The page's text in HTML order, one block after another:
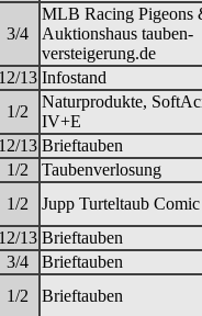
3/4
MLB Racing Pigeons
Auktionshaus tauben-
versteigerung.de
12/13 Infostand
1/2
Naturprodukte,
IV+E
12/13 Brieftauben
1/2
Taubenverlosung
1/2
Jupp Turteltaub Comic
12/13 Brieftauben
3/4
Brieftauben
1/2
Brieftauben